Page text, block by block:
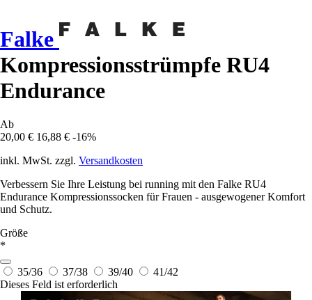
Falke
Kompressionsstrümpfe RU4
Endurance
Ab
20,00 € 16,88 € -16%
inkl. MwSt. zzgl. Versandkosten
Verbessern Sie Ihre Leistung bei running mit den Falke RU4
Endurance Kompressionssocken für Frauen - ausgewogener Komfort
und Schutz.
Größe
*
35/36 37/38 39/40
41/42
Dieses Feld ist erforderlich